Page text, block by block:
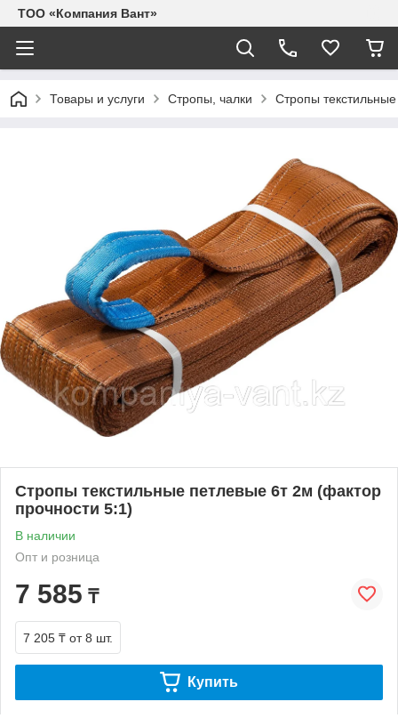
ТОО «Компания Вант»
Товары и услуги Стропы, чалки Стропы
Стропы текстильные петлевые 6т 2м (фактор
прочности 5:1)
В наличии
Опт и розница
7 585 ₸
7 205 ₸ от 8 шт.
Купить